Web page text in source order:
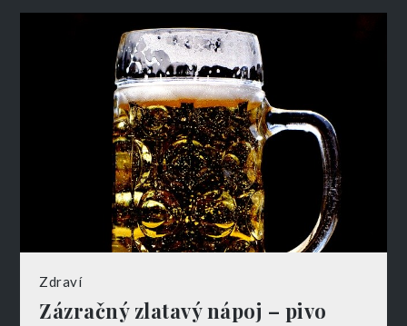
Zdraví
Zázračný zlatavý nápoj – pivo